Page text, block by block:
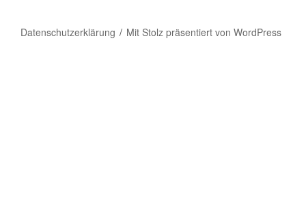
Datenschutzerklärung Mit Stolz präsentiert von WordPress